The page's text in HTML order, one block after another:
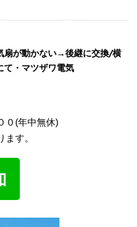
扇が動かない→後継に交換/横
て・マツザワ電気
０(年中無休)
す。